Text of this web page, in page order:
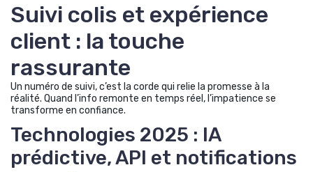
Suivi colis et expérience
client : la touche
rassurante
Un numéro de suivi, c’est la corde qui relie la promesse à la
réalité. Quand l’info remonte en temps réel, l’impatience se
transforme en confiance.
Technologies 2025 : IA
prédictive, API et notifications